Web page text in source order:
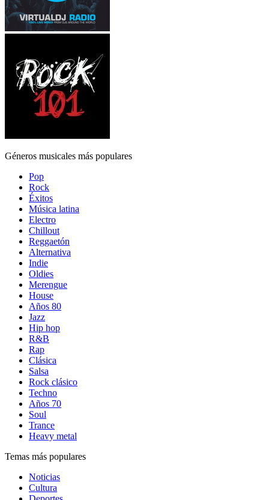
Géneros musicales más populares
Pop
Rock
Éxitos
Música latina
Electro
Chillout
Reggaetón
Alternativa
Indie
Oldies
Merengue
House
Años 80
Jazz
Hip hop
R&B
Rap
Clásica
Salsa
Rock clásico
Techno
Años 70
Soul
Trance
Heavy metal
Temas más populares
Noticias
Cultura